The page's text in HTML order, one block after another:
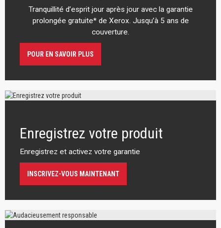
Tranquillité d’esprit jour après jour avec la garantie
prolongée gratuite* de Xerox. Jusqu’à 5 ans de
couverture.
POUR EN SAVOIR PLUS
Enregistrez votre produit
Enregistrez et activez votre garantie
INSCRIVEZ-VOUS MAINTENANT